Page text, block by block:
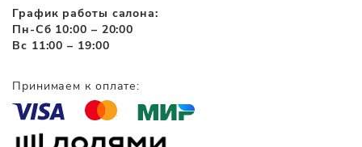
График работы салона:
Пн-Сб 10:00 – 20:00
Вс 11:00 – 19:00
Принимаем к оплате: